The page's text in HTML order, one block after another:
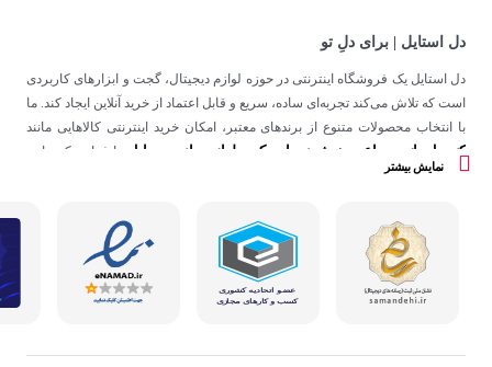
دل استایل | برای دلِ تو
دل استایل یک فروشگاه اینترنتی در حوزه لوازم دیجیتال، گجت و ابزارهای کاربردی
است که تلاش می‌کند تجربه‌ای ساده، سریع و قابل اعتماد از خرید آنلاین ایجاد کند. ما
با انتخاب محصولات متنوع از برندهای معتبر، امکان خرید اینترنتی کالاهایی مانند
کنسول بازی ساعت هوشمند اسپیکر ولوازم جانبی موبایل
را فراهم کرده‌ایم.
در دل استایل، تمرکز ما فقط روی فروش نیست؛ هدف ساختن تجربه‌ای است که
نمایش بیشتر